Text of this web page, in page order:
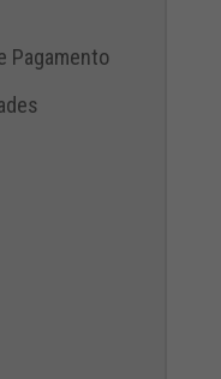
Pagamento